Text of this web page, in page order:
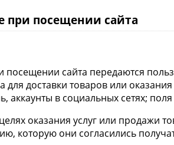
при посещении сайта
сайта передаются
для доставки товаров или
аккаунты в социальных сетях;
оказания услуг или продажи
которую они согласились